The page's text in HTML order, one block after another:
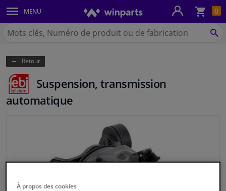
0
MENU
Carrosserie & tôles
Feux & ampoules
Freinage
Système d'échappement
Refroidissement & chauffage
Chercher
Winparts.be
Retour
Suspension, transmission
automatique
À propos des cookies